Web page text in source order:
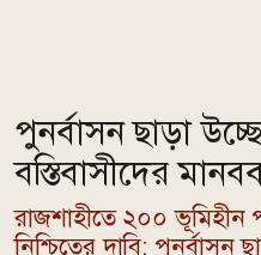
পুনর্বাসন ছাড়া
বস্তিবাসীদের
রাজশাহীতে ২০০ ভূমিহীন
নিশ্চিতের দাবি; পুনর্বাসন